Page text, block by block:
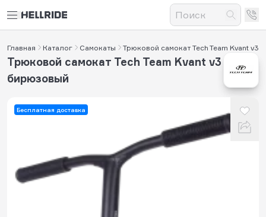
Главная Каталог Самокаты Трюковой самокат Tech Team Kvant v3
Бесплатная доставка
Трюковой самокат Tech Team Kvant v3
бирюзовый